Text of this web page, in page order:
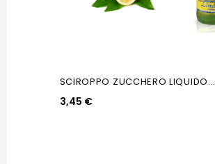
SCIROPPO ZUCCHERO LIQUIDO...
3,45 €